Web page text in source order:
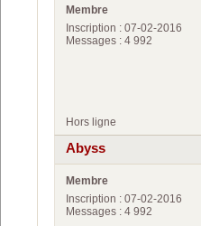
Membre
Inscription : 07-02-2016
Messages : 4 992
Hors ligne
Abyss
Membre
Inscription : 07-02-2016
Messages : 4 992